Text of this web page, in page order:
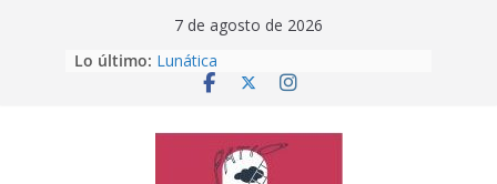
7 de agosto de 2026
Lo último: Lunática
Pero, hasta entonces…
‘La broma infinita’ de recomendar
lecturas veraniegas
Otra del Mundial